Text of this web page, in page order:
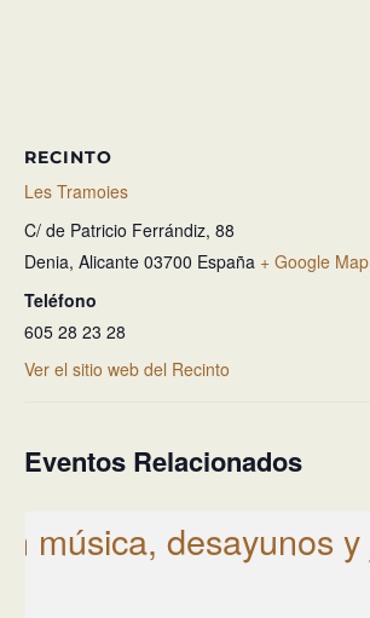
RECINTO
Les Tramoies
C/ de Patricio Ferrándiz, 88
Denia, Alicante 03700 España + Google Map
Teléfono
605 28 23 28
Ver el sitio web del Recinto
Eventos Relacionados